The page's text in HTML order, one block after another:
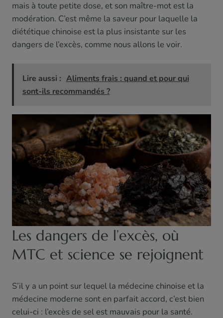
mais à toute petite dose, et son maître-mot est la
modération. C’est même la saveur pour laquelle la
diététique chinoise est la plus insistante sur les
dangers de l’excès, comme nous allons le voir.
Lire aussi : Aliments frais : quand et pour qui
sont-ils recommandés ?
Les dangers de l’excès, où
MTC et science se rejoignent
S’il y a un point sur lequel la médecine chinoise et la
médecine moderne sont en parfait accord, c’est bien
celui-ci : l’excès de sel est mauvais pour la santé.